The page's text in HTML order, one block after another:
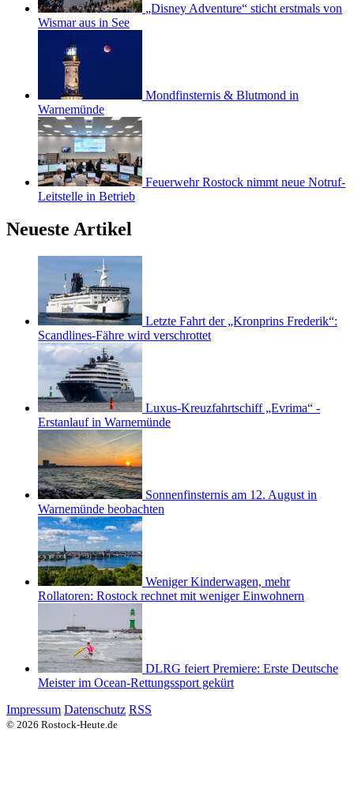
„Disney Adventure“ sticht erstmals von
Wismar aus in See
Mondfinsternis & Blutmond in
Warnemünde
Feuerwehr Rostock nimmt neue Notruf-
Leitstelle in Betrieb
Neueste Artikel
Letzte Fahrt der „Kronprins Frederik“:
Scandlines-Fähre wird verschrottet
Luxus-Kreuzfahrtschiff „Evrima“ -
Erstanlauf in Warnemünde
Sonnenfinsternis am 12. August in
Warnemünde beobachten
Weniger Kinderwagen, mehr
Rollatoren: Rostock rechnet mit weniger Einwohnern
DLRG feiert Premiere: Erste Deutsche
Meister im Ocean-Rettungssport gekürt
Impressum Datenschutz RSS
© 2026 Rostock-Heute.de